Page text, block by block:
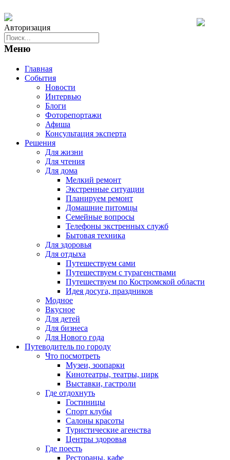
Авторизация
Меню
Главная
События
Новости
Интервью
Блоги
Фоторепортажи
Афиша
Консультация эксперта
Решения
Для жизни
Для чтения
Для дома
Мелкий ремонт
Экстренные ситуации
Планируем ремонт
Домашние питомцы
Семейные вопросы
Телефоны экстренных служб
Бытовая техника
Для здоровья
Для отдыха
Путешествуем сами
Путешествуем с турагенствами
Путешествуем по Костромской области
Идея досуга, праздников
Модное
Вкусное
Для детей
Для бизнеса
Для Нового года
Путеводитель по городу
Что посмотреть
Музеи, зоопарки
Кинотеатры, театры, цирк
Выставки, гастроли
Где отдохнуть
Гостиницы
Спорт клубы
Салоны красоты
Туристические агенства
Центры здоровья
Где поесть
Рестораны, кафе